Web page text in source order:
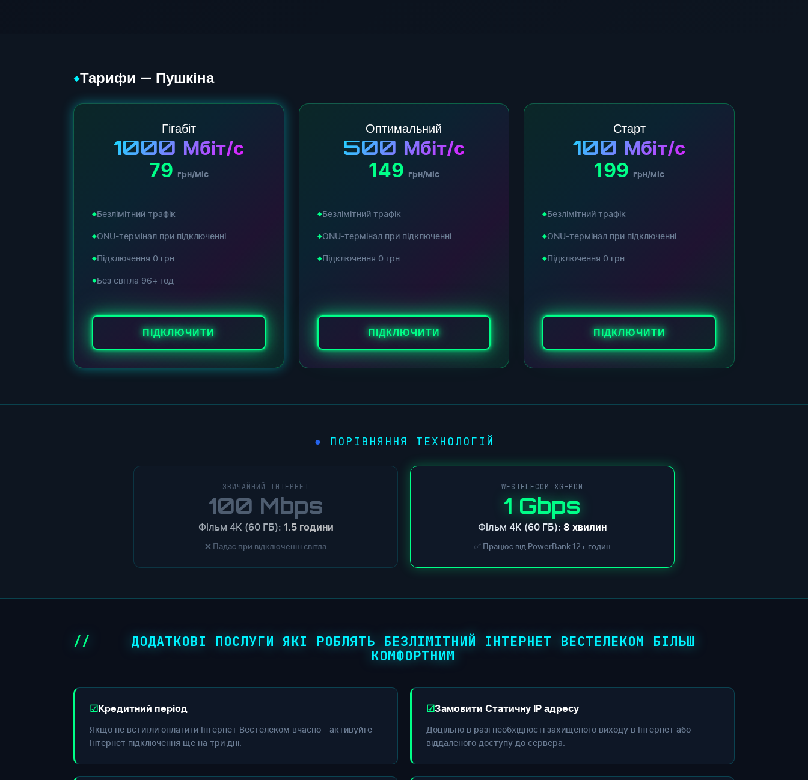
◆Тарифи — Пушкіна
Гігабіт
1000 Мбіт/с
79 грн/міс
Безлімітний трафік
ONU-термінал при підключенні
Підключення 0 грн
Без світла 96+ год
ПІДКЛЮЧИТИ
Оптимальний
500 Мбіт/с
149 грн/міс
Безлімітний трафік
ONU-термінал при підключенні
Підключення 0 грн
ПІДКЛЮЧИТИ
Старт
100 Мбіт/с
199 грн/міс
Безлімітний трафік
ONU-термінал при підключенні
Підключення 0 грн
ПІДКЛЮЧИТИ
ПОРІВНЯННЯ ТЕХНОЛОГІЙ
ЗВИЧАЙНИЙ ІНТЕРНЕТ
100 Mbps
Фільм 4K (60 ГБ): 1.5 години
❌ Падає при відключенні світла
WESTELECOM XG-PON
1 Gbps
Фільм 4K (60 ГБ): 8 хвилин
✅ Працює від PowerBank 12+ годин
ДОДАТКОВІ ПОСЛУГИ ЯКІ РОБЛЯТЬ БЕЗЛІМІТНИЙ ІНТЕРНЕТ ВЕСТЕЛЕКОМ БІЛЬШ
КОМФОРТНИМ
Кредитний період
Якщо не встигли оплатити Інтернет Вестелеком вчасно - активуйте
Інтернет підключення ще на три дні.
Замовити Статичну IP адресу
Доцільно в разі необхідності захищеного виходу в Інтернет або
віддаленого доступу до сервера.